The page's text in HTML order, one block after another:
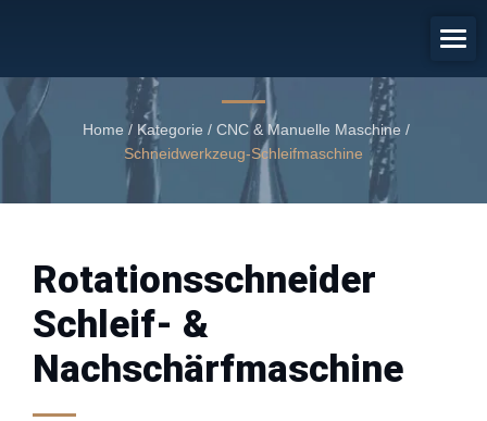
Nachschärfmaschine
Home / Kategorie / CNC & Manuelle Maschine /
Schneidwerkzeug-Schleifmaschine
Rotationsschneider
Schleif- &
Nachschärfmaschine